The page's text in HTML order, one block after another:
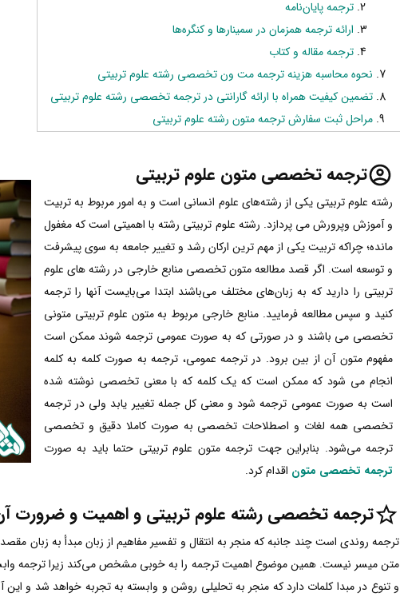
ترجمه پایان‌نامه
ارائه ترجمه همزمان در سمینارها و کنگره‌ها
ترجمه مقاله و کتاب
نحوه محاسبه هزینه ترجمه مت ون تخصصی رشته علوم تربیتی
تضمین کیفیت همراه با ارائه گارانتی در ترجمه تخصصی رشته علوم تربیتی
مراحل ثبت سفارش ترجمه متون رشته علوم تربیتی
ترجمه تخصصی متون علوم تربیتی
رشته علوم تربیتی یکی از رشته‌های علوم انسانی است و به امور مربوط به تربیت
و آموزش وپرورش می پردازد. رشته علوم تربیتی رشته با اهمیتی است که مغفول
مانده؛ چراکه تربیت یکی از مهم ترین ارکان رشد و تغییر جامعه به سوی پیشرفت
و توسعه است. اگر قصد مطالعه متون تخصصی منابع خارجی در رشته های علوم
تربیتی را دارید که به زبان‌های مختلف می‌باشند ابتدا می‌بایست آنها را ترجمه
کنید و سپس مطالعه فرمایید. منابع خارجی مربوط به متون علوم تربیتی متونی
تخصصی می باشند و در صورتی که به صورت عمومی ترجمه شوند ممکن است
مفهوم متون آن از بین برود. در ترجمه عمومی، ترجمه به صورت کلمه به کلمه
انجام می شود که ممکن است که یک کلمه که با معنی تخصصی نوشته شده
است به صورت عمومی ترجمه شود و معنی کل جمله تغییر یابد ولی در ترجمه
تخصصی همه لغات و اصطلاحات تخصصی به صورت کاملا دقیق و تخصصی
ترجمه می‌شود. بنابراین جهت ترجمه متون علوم تربیتی حتما باید به صورت
ترجمه تخصصی متون اقدام کرد.
ترجمه تخصصی رشته علوم تربیتی و اهمیت و ضرورت
ترجمه روندی است چند جانبه که منجر به انتقال و تفسیر مفاهیم از زبان مبدأ به زبان
متن میسر نیست. همین موضوع اهمیت ترجمه را به خوبی مشخص می‌کند زیرا ترجمه
و تنوع در مبدا کلمات دارد که منجر به تحلیلی روشن و وابسته به تجربه خواهد شد و